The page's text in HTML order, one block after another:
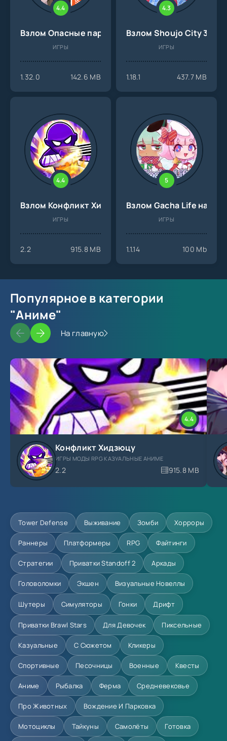
4.4
Взлом Опасные парни на Андроид
ИГРЫ
1.32.0 142.6 MB
4.3
Взлом Shoujo City 3D
ИГРЫ
1.18.1 437.7 MB
4.4
Взлом Конфликт Хидзюцу на Андроид
ИГРЫ
2.2 915.8 MB
5
Взлом Gacha Life на
ИГРЫ
1.1.14 100 Mb
Популярное в категории
"Аниме"
На главную
4.4
Конфликт Хидзюцу
ИГРЫ МОДЫ RPG КАЗУАЛЬНЫЕ АНИМЕ
2.2 915.8 MB
Tower Defense Выживание Зомби Хорроры
Раннеры Платформеры RPG Файтинги
Стратегии Приватки Standoff 2 Аркады
Головоломки Экшен Визуальные Новеллы
Шутеры Симуляторы Гонки Дрифт
Приватки Brawl Stars Для Девочек Пиксельные
Казуальные С Сюжетом Кликеры
Спортивные Песочницы Военные Квесты
Аниме Рыбалка Ферма Средневековье
Про Животных Вождение И Парковка
Мотоциклы Тайкуны Самолёты Готовка